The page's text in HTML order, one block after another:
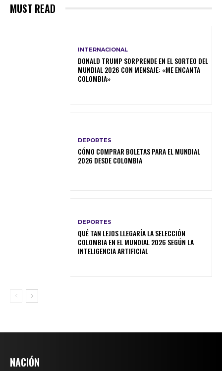
MUST READ
INTERNACIONAL
DONALD TRUMP SORPRENDE EN EL SORTEO DEL
MUNDIAL 2026 CON MENSAJE: «ME ENCANTA
COLOMBIA»
DEPORTES
CÓMO COMPRAR BOLETAS PARA EL MUNDIAL
2026 DESDE COLOMBIA
DEPORTES
QUÉ TAN LEJOS LLEGARÍA LA SELECCIÓN
COLOMBIA EN EL MUNDIAL 2026 SEGÚN LA
INTELIGENCIA ARTIFICIAL
NACIÓN